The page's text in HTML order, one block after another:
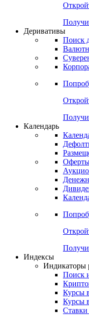
Деривативы
Поиск
Календарь
Индексы
Индикаторы
Поиск
Курсы
Курсы
Ставки